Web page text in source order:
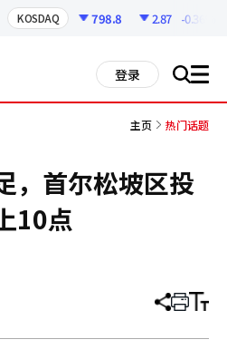
KOSDAQ 798.8 2.87 -0.36%
登录 搜 all
主页 热门话题
，首尔松坡区投
10点
分
章
打 调
小